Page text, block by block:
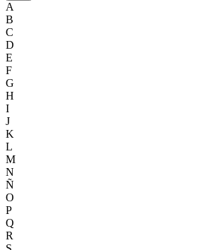
A
B
C
D
E
F
G
H
I
J
K
L
M
N
Ñ
O
P
Q
R